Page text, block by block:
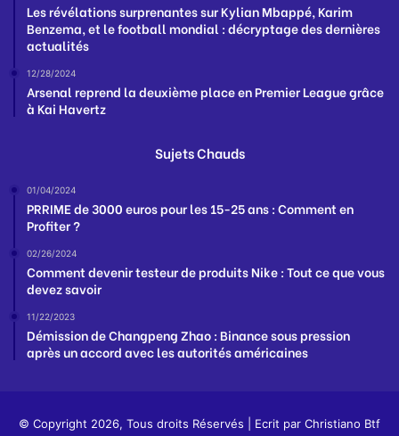
Les révélations surprenantes sur Kylian Mbappé, Karim
Benzema, et le football mondial : décryptage des dernières
actualités
12/28/2024
Arsenal reprend la deuxième place en Premier League grâce
à Kai Havertz
Sujets Chauds
01/04/2024
PRRIME de 3000 euros pour les 15-25 ans : Comment en
Profiter ?
02/26/2024
Comment devenir testeur de produits Nike : Tout ce que vous
devez savoir
11/22/2023
Démission de Changpeng Zhao : Binance sous pression
après un accord avec les autorités américaines
© Copyright 2026, Tous droits Réservés | Ecrit par Christiano Btf